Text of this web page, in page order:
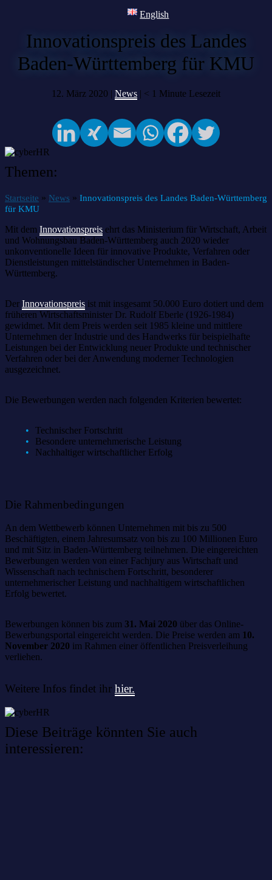
English
Innovationspreis des Landes
Baden-Württemberg für KMU
12. März 2020 | News | < 1 Minute Lesezeit
Themen:
Startseite » News » Innovationspreis des Landes Baden-Württemberg
für KMU
Mit dem Innovationspreis ehrt das Ministerium für Wirtschaft, Arbeit
und Wohnungsbau Baden-Württemberg auch 2020 wieder
unkonventionelle Ideen für innovative Produkte, Verfahren oder
Dienstleistungen mittelständischer Unternehmen in Baden-
Württemberg.
Der Innovationspreis ist mit insgesamt 50.000 Euro dotiert und dem
früheren Wirtschaftsminister Dr. Rudolf Eberle (1926-1984)
gewidmet. Mit dem Preis werden seit 1985 kleine und mittlere
Unternehmen der Industrie und des Handwerks für beispielhafte
Leistungen bei der Entwicklung neuer Produkte und technischer
Verfahren oder bei der Anwendung moderner Technologien
ausgezeichnet.
Die Bewerbungen werden nach folgenden Kriterien bewertet:
Technischer Fortschritt
Besondere unternehmerische Leistung
Nachhaltiger wirtschaftlicher Erfolg
Die Rahmenbedingungen
An dem Wettbewerb können Unternehmen mit bis zu 500
Beschäftigten, einem Jahresumsatz von bis zu 100 Millionen Euro
und mit Sitz in Baden-Württemberg teilnehmen. Die eingereichten
Bewerbungen werden von einer Fachjury aus Wirtschaft und
Wissenschaft nach technischem Fortschritt, besonderer
unternehmerischer Leistung und nachhaltigem wirtschaftlichen
Erfolg bewertet.
Bewerbungen können bis zum 31. Mai 2020 über das Online-
Bewerbungsportal eingereicht werden. Die Preise werden am 10.
November 2020 im Rahmen einer öffentlichen Preisverleihung
verliehen.
Weitere Infos findet ihr hier.
Diese Beiträge könnten Sie auch
interessieren: